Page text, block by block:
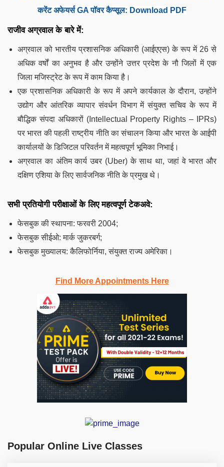
करेंट अफेयर्स GA पॉवर कैप्सूल: Download PDF
राजीव अग्रवाल के बारे में:
अग्रवाल को भारतीय प्रशासनिक अधिकारी (आईएएस) के रूप में 26 से
अधिक वर्षों का अनुभव है और उन्होंने उत्तर प्रदेश के नौ जिलों में एक
जिला मजिस्ट्रेट के रूप में काम किया है।
एक प्रशासनिक अधिकारी के रूप में अपने कार्यकाल के दौरान, उन्होंने
उद्योग और आंतरिक व्यापार संवर्धन विभाग में संयुक्त सचिव के रूप में
बौद्धिक संपदा अधिकारों (Intellectual Property Rights – IPRs)
पर भारत की पहली राष्ट्रीय नीति का संचालन किया और भारत के आईपी
कार्यालयों के डिजिटल परिवर्तन में महत्वपूर्ण भूमिका निभाई।
अग्रवाल का अंतिम कार्य उबर (Uber) के साथ था, जहां वे भारत और
दक्षिण एशिया के लिए सार्वजनिक नीति के प्रमुख थे।
सभी प्रतियोगी परीक्षाओं के लिए महत्वपूर्ण टेकअवे:
फेसबुक की स्थापना: फरवरी 2004;
फेसबुक सीईओ: मार्क जुकरबर्ग;
फेसबुक मुख्यालय: कैलिफोर्निया, संयुक्त राज्य अमेरिका।
Find More Appointments Here
Popular Online Live Classes